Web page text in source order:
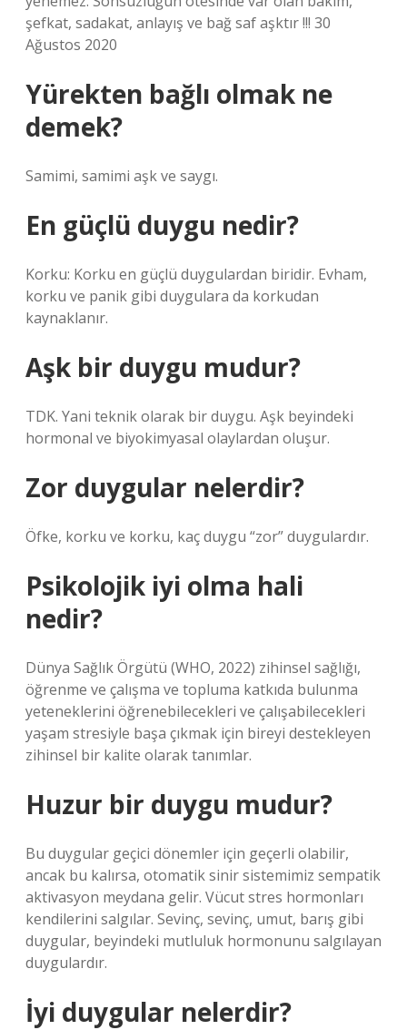
şefkat, sadakat, anlayış ve bağ saf aşktır !!! 30
Ağustos 2020
Yürekten bağlı olmak ne
demek?
Samimi, samimi aşk ve saygı.
En güçlü duygu nedir?
Korku: Korku en güçlü duygulardan biridir. Evham,
korku ve panik gibi duygulara da korkudan
kaynaklanır.
Aşk bir duygu mudur?
TDK. Yani teknik olarak bir duygu. Aşk beyindeki
hormonal ve biyokimyasal olaylardan oluşur.
Zor duygular nelerdir?
Öfke, korku ve korku, kaç duygu “zor” duygulardır.
Psikolojik iyi olma hali
nedir?
Dünya Sağlık Örgütü (WHO, 2022) zihinsel sağlığı,
öğrenme ve çalışma ve topluma katkıda bulunma
yeteneklerini öğrenebilecekleri ve çalışabilecekleri
yaşam stresiyle başa çıkmak için bireyi destekleyen
zihinsel bir kalite olarak tanımlar.
Huzur bir duygu mudur?
Bu duygular geçici dönemler için geçerli olabilir,
ancak bu kalırsa, otomatik sinir sistemimiz sempatik
aktivasyon meydana gelir. Vücut stres hormonları
kendilerini salgılar. Sevinç, sevinç, umut, barış gibi
duygular, beyindeki mutluluk hormonunu salgılayan
duygulardır.
İyi duygular nelerdir?